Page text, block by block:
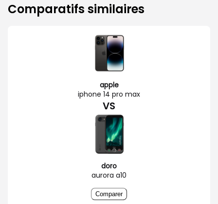
Comparatifs similaires
apple
iphone 14 pro max
VS
doro
aurora a10
Comparer